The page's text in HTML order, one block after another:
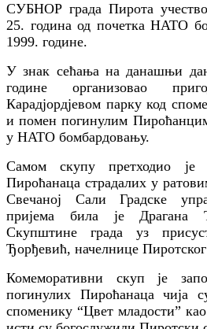
СУБНОР града Пирота
25. година од почетка НАТО
1999. године.
У знак сећања на данашњи
године организовао
Карадјордјевом парку код
и помен погинулим
у НАТО бомбардовању.
Самом скупу претходио је
Пироћанаца страдалих у
Свечаној Сали Градске
пријема била је Драгана
Скупштине града уз
Ђорђевић, начелнице
Комеморативни скуп је
погинулих Пироћанаца чија
споменику “Цвет младости”